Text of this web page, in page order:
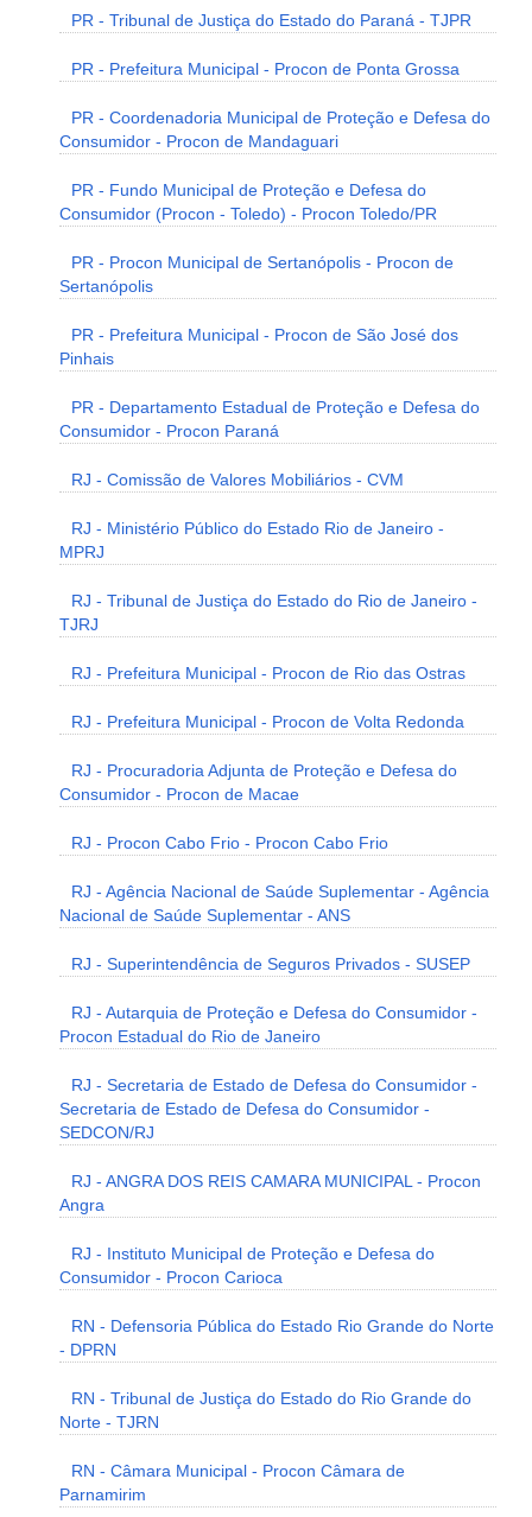
PR - Tribunal de Justiça do Estado do Paraná - TJPR
PR - Prefeitura Municipal - Procon de Ponta Grossa
PR - Coordenadoria Municipal de Proteção e Defesa do
Consumidor - Procon de Mandaguari
PR - Fundo Municipal de Proteção e Defesa do
Consumidor (Procon - Toledo) - Procon Toledo/PR
PR - Procon Municipal de Sertanópolis - Procon de
Sertanópolis
PR - Prefeitura Municipal - Procon de São José dos
Pinhais
PR - Departamento Estadual de Proteção e Defesa do
Consumidor - Procon Paraná
RJ - Comissão de Valores Mobiliários - CVM
RJ - Ministério Público do Estado Rio de Janeiro -
MPRJ
RJ - Tribunal de Justiça do Estado do Rio de Janeiro -
TJRJ
RJ - Prefeitura Municipal - Procon de Rio das Ostras
RJ - Prefeitura Municipal - Procon de Volta Redonda
RJ - Procuradoria Adjunta de Proteção e Defesa do
Consumidor - Procon de Macae
RJ - Procon Cabo Frio - Procon Cabo Frio
RJ - Agência Nacional de Saúde Suplementar - Agência
Nacional de Saúde Suplementar - ANS
RJ - Superintendência de Seguros Privados - SUSEP
RJ - Autarquia de Proteção e Defesa do Consumidor -
Procon Estadual do Rio de Janeiro
RJ - Secretaria de Estado de Defesa do Consumidor -
Secretaria de Estado de Defesa do Consumidor -
SEDCON/RJ
RJ - ANGRA DOS REIS CAMARA MUNICIPAL - Procon
Angra
RJ - Instituto Municipal de Proteção e Defesa do
Consumidor - Procon Carioca
RN - Defensoria Pública do Estado Rio Grande do Norte
- DPRN
RN - Tribunal de Justiça do Estado do Rio Grande do
Norte - TJRN
RN - Câmara Municipal - Procon Câmara de
Parnamirim